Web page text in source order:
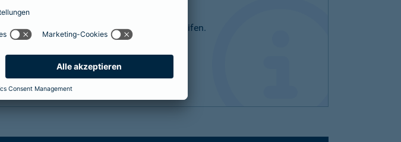
Ärzte der App zurückgreifen.
erstklassigen Medizinern hat.
Beratung